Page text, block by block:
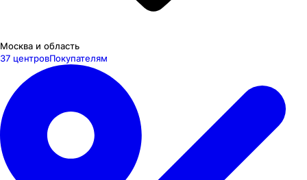
Москва и область
37 центровПокупателям